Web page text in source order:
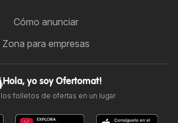
Cómo anunciar
Zona para empresas
Hola, yo soy Ofertomat!
folletos de ofertas en un lugar